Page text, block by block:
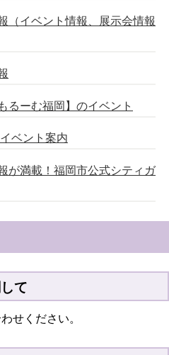
（イベント情報、展示会情報
るーむ福岡】のイベント
ベント案内
が満載！福岡市公式シティガ
て
せください。